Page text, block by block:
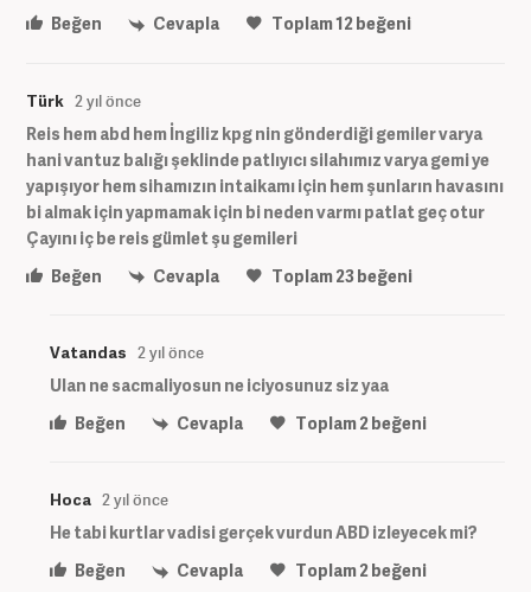
Beğen
Cevapla Toplam12beğeni
Türk 2 yıl önce
Reis hem abd hem İngiliz kpg nin gönderdiği gemiler varya
hani vantuz balığı şeklinde patlıyıcı silahımız varya gemi ye
yapışıyor hem sihamızın intaikamı için hem şunların havasını
bi almak için yapmamak için bi neden varmı patlat geç otur
Çayını iç be reis gümlet şu gemileri
Beğen
Cevapla Toplam23beğeni
Vatandas 2 yıl önce
Ulan ne sacmaliyosun ne iciyosunuz siz yaa
Beğen
Cevapla Toplam2beğeni
Hoca 2 yıl önce
He tabi kurtlar vadisi gerçek vurdun ABD izleyecek mi?
Beğen
Cevapla Toplam2beğeni